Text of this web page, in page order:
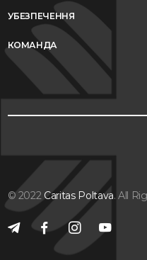
УБЕЗПЕЧЕННЯ
КОМАНДА
© 2022 Caritas Poltava. All